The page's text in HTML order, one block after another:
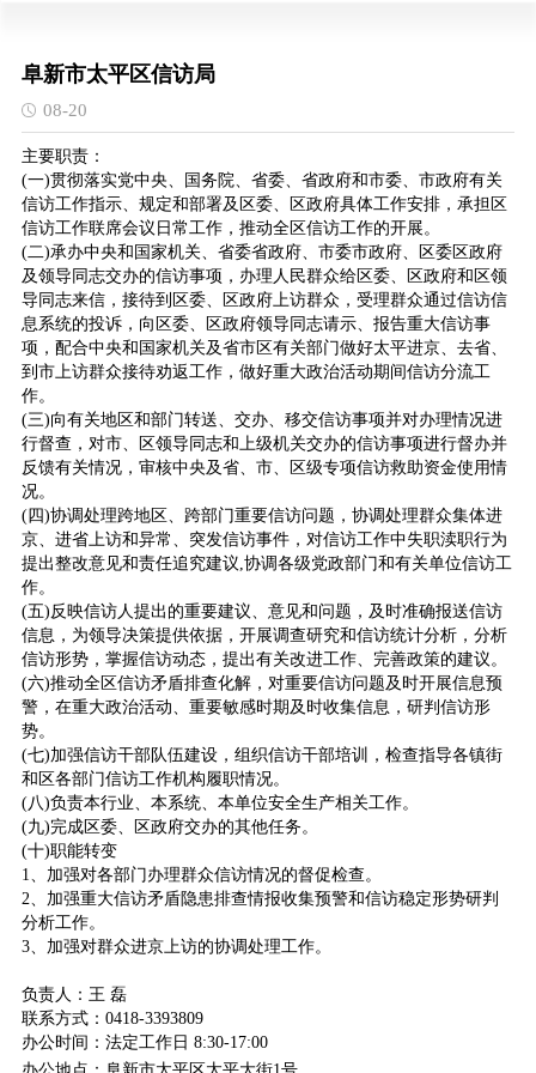
阜新市太平区信访局
08-20
主要职责：
(一)贯彻落实党中央、国务院、省委、省政府和市委、市政府有关
信访工作指示、规定和部署及区委、区政府具体工作安排，承担区
信访工作联席会议日常工作，推动全区信访工作的开展。
(二)承办中央和国家机关、省委省政府、市委市政府、区委区政府
及领导同志交办的信访事项，办理人民群众给区委、区政府和区领
导同志来信，接待到区委、区政府上访群众，受理群众通过信访信
息系统的投诉，向区委、区政府领导同志请示、报告重大信访事
项，配合中央和国家机关及省市区有关部门做好太平进京、去省、
到市上访群众接待劝返工作，做好重大政治活动期间信访分流工
作。
(三)向有关地区和部门转送、交办、移交信访事项并对办理情况进
行督查，对市、区领导同志和上级机关交办的信访事项进行督办并
反馈有关情况，审核中央及省、市、区级专项信访救助资金使用情
况。
(四)协调处理跨地区、跨部门重要信访问题，协调处理群众集体进
京、进省上访和异常、突发信访事件，对信访工作中失职渎职行为
提出整改意见和责任追究建议,协调各级党政部门和有关单位信访工
作。
(五)反映信访人提出的重要建议、意见和问题，及时准确报送信访
信息，为领导决策提供依据，开展调查研究和信访统计分析，分析
信访形势，掌握信访动态，提出有关改进工作、完善政策的建议。
(六)推动全区信访矛盾排查化解，对重要信访问题及时开展信息预
警，在重大政治活动、重要敏感时期及时收集信息，研判信访形
势。
(七)加强信访干部队伍建设，组织信访干部培训，检查指导各镇街
和区各部门信访工作机构履职情况。
(八)负责本行业、本系统、本单位安全生产相关工作。
(九)完成区委、区政府交办的其他任务。
(十)职能转变
1、加强对各部门办理群众信访情况的督促检查。
2、加强重大信访矛盾隐患排查情报收集预警和信访稳定形势研判
分析工作。
3、加强对群众进京上访的协调处理工作。
负责人：王 磊
联系方式：0418-3393809
办公时间：法定工作日 8:30-17:00